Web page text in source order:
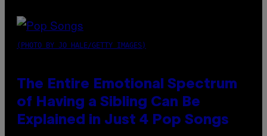
(PHOTO BY JO HALE/GETTY IMAGES)
The Entire Emotional Spectrum
of Having a Sibling Can Be
Explained in Just 4 Pop Songs